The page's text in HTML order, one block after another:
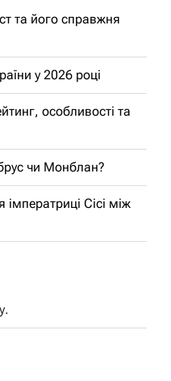
та його справжня
у 2026 році
особливості та
чи Монблан?
Сісі між